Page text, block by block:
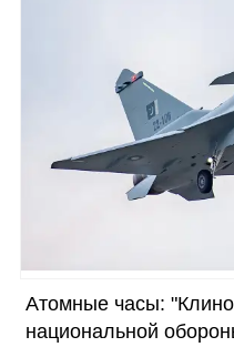
Атомные часы:
национальной